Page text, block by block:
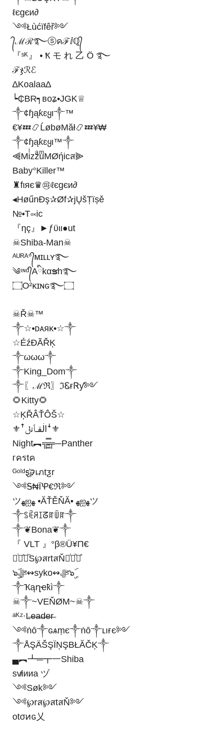
ℓєgєи∂
༺Łùćïfêř༻
᭄ℳℛ࿐ⓢคℱⅈℚ᭄
『ˢᴷ』 • Ҟ モ れ 乙 Ö ࿐
ℱჯℛℰ
∆Koalaa∆
┕₵BR┑ʙᴏʑ•JGK♕
༒¢ɧąƙɛყι༒™
€¥💤📿ĹøbøMăł📿💤¥₩
༒¢ɧąƙɛყι™༒
⫷MiͥzzͣuͫMØήicส⫸
Baby°Killer™
♜fιяє♛㉺ℓєgєи∂
◂HøűnĐş✰Øf✰jŲšȚïșě
№•Т༟iс
『ηç』►ƒϋιι●ut
☠︎Shiba-Man☠
ᴬᵁᴿᴬ°᭄ᴍɪʟʟʏ࿐
༄ᶦᶰᵈ᭄Aིkαຮh࿐
۝O²κɪɴɢ࿐۝
☠︎Ř☠︎™
༒☆•ᴅᴀᴙᴋ•☆༒
☆ÉźĐÃŘĶ
༒ωωω༒
༒King_Dom༒
༒〖ℳℜ〗ℑᏋғᏒƴ༻
🌻Kitty🌻
☆ĶŘÂŤÔŠ☆
⚜ꜛاڶقـٲﺗݪꜜ⚜
Night︻╦̵̵͇̿̿̿̿╤─Panther
гครtค
ᴳᵒˡᵈȿ҉קเภtƺr
༺Ꭶ₦ЇꝔ€ℜ༻
ツﻬஐﻬ •ĂŤĚŇĂ• ﻬஐﻬツ
༒ꌗꍟꋪꀤᘔꍏꅏꍏ༒
༒❦Bona❦༒
『 VLT 』°β®Ü¥Π€
᚛ᷝ ͣ ͫS℘สrtสŇ ͭ ͪ᚜ͤ
๖ۣۣۜﷻ↭syko↭ﷻ๖ۣۣۜ
༒Ҡąղҽҟì༒
☠︎༒~VEŇØM~☠︎༒
ᵃᴷᶻ·L̶e̶a̶d̶e̶r̶
༺ṅȏ༒ɢѧṃє༒ṅȏ༒ʟıғє༻
༒ÅŞÄŠŞÏŅŞBŁĂČĶ༒
▄︻┻═┳一Shiba
sv̸iииa ヅ
༺Søk༻
༺℘rส℘สtสŇ༻
ᴏtσͷɢ乂